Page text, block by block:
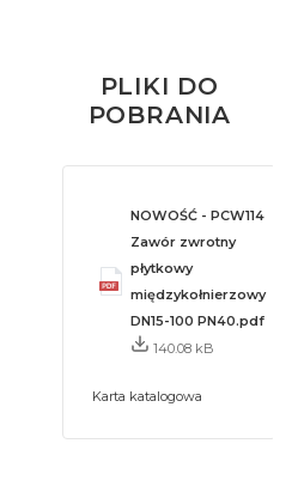
PLIKI DO
POBRANIA
NOWOŚĆ - PCW114
Zawór zwrotny
płytkowy
międzykołnierzowy
DN15-100 PN40.pdf
140.08 kB
Karta katalogowa